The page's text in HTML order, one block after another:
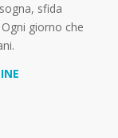
sfida
giorno che